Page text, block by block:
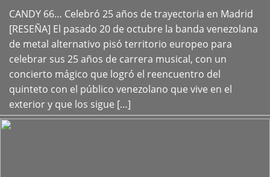
CANDY 66… Celebró 25 años de trayectoria en Madrid
[RESEÑA] El pasado 20 de octubre la banda venezolana
de metal alternativo pisó territorio europeo para
celebrar sus 25 años de carrera musical, con un
concierto mágico que logró el reencuentro del
quinteto con el público venezolano que vive en el
exterior y que los sigue […]
+